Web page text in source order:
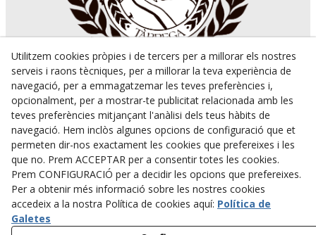
Avís Legal
Política Cookies
Política de Privacitat
ateneutarrega
@ateneutarrega
@ateneutarrega
Tel. 973 310 734
Plaça del Carme, 14,
25300TÀRREGA (Lleida)
Utilitzem cookies pròpies i de tercers per a millorar els nostres
serveis i raons tècniques, per a millorar la teva experiència de
navegació, per a emmagatzemar les teves preferències i,
opcionalment, per a mostrar-te publicitat relacionada amb les
teves preferències mitjançant l'anàlisi dels teus hàbits de
navegació. Hem inclòs algunes opcions de configuració que et
permeten dir-nos exactament les cookies que prefereixes i les
que no. Prem ACCEPTAR per a consentir totes les cookies.
Prem CONFIGURACIÓ per a decidir les opcions que prefereixes.
Per a obtenir més informació sobre les nostres cookies
accedeix a la nostra Política de cookies aquí: Política de
Galetes